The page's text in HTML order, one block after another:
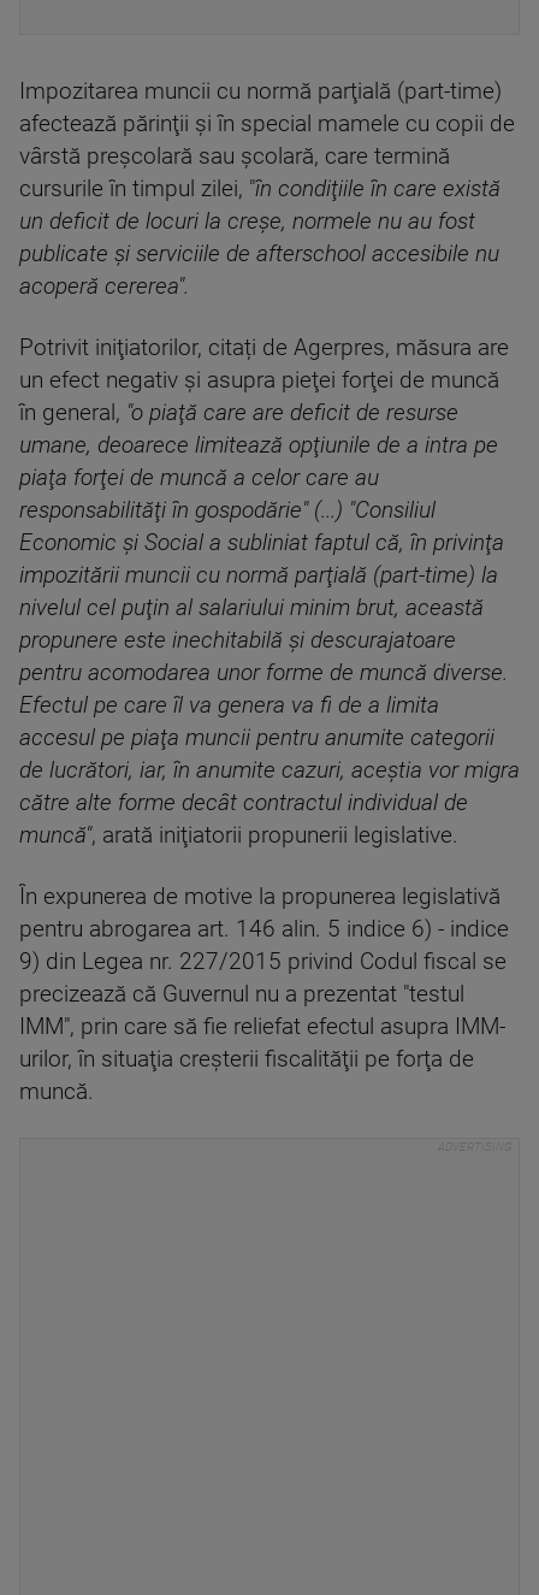
Impozitarea muncii cu normă parţială (part-time)
afectează părinţii şi în special mamele cu copii de
vârstă preşcolară sau şcolară, care termină
cursurile în timpul zilei, "în condiţiile în care există
un deficit de locuri la creşe, normele nu au fost
publicate şi serviciile de afterschool accesibile nu
acoperă cererea".
Potrivit iniţiatorilor, citați de Agerpres, măsura are
un efect negativ şi asupra pieţei forţei de muncă
în general, "o piaţă care are deficit de resurse
umane, deoarece limitează opţiunile de a intra pe
piaţa forţei de muncă a celor care au
responsabilităţi în gospodărie" (...) "Consiliul
Economic şi Social a subliniat faptul că, în privinţa
impozitării muncii cu normă parţială (part-time) la
nivelul cel puţin al salariului minim brut, această
propunere este inechitabilă şi descurajatoare
pentru acomodarea unor forme de muncă diverse.
Efectul pe care îl va genera va fi de a limita
accesul pe piaţa muncii pentru anumite categorii
de lucrători, iar, în anumite cazuri, aceştia vor migra
către alte forme decât contractul individual de
muncă", arată iniţiatorii propunerii legislative.
În expunerea de motive la propunerea legislativă
pentru abrogarea art. 146 alin. 5 indice 6) - indice
9) din Legea nr. 227/2015 privind Codul fiscal se
precizează că Guvernul nu a prezentat "testul
IMM", prin care să fie reliefat efectul asupra IMM-
urilor, în situaţia creşterii fiscalităţii pe forţa de
muncă.